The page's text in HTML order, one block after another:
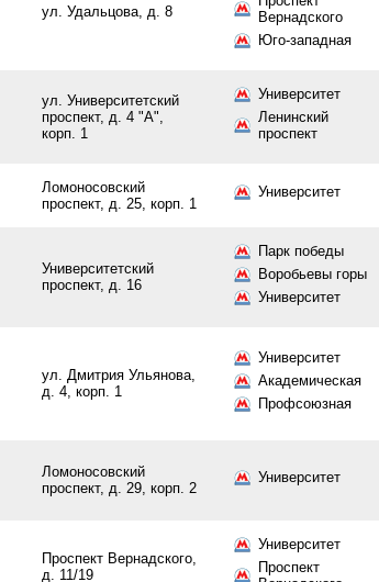
ул. Удальцова, д. 8
Вернадского
Юго-западная
ул. Университетский
проспект, д. 4 "А",
корп. 1
Университет
Ленинский
проспект
Ломоносовский
проспект, д. 25, корп. 1
Университет
Университетский
проспект, д. 16
Парк победы
Воробьевы горы
Университет
ул. Дмитрия Ульянова,
д. 4, корп. 1
Университет
Академическая
Профсоюзная
Ломоносовский
проспект, д. 29, корп. 2
Университет
Проспект Вернадского,
д. 11/19
Университет
Проспект